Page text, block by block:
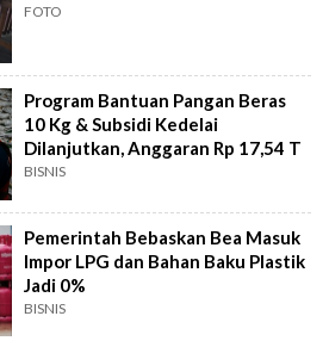
FOTO
Program Bantuan Pangan Beras
10 Kg & Subsidi Kedelai
Dilanjutkan, Anggaran Rp 17,54 T
BISNIS
Pemerintah Bebaskan Bea Masuk
Impor LPG dan Bahan Baku Plastik
Jadi 0%
BISNIS